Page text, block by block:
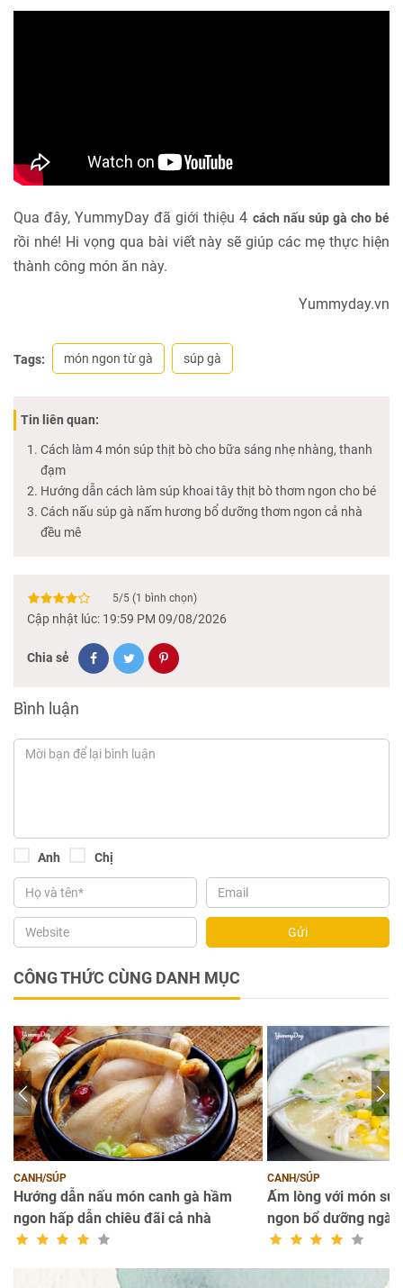
Qua đây, YummyDay đã giới thiệu 4 cách nấu súp gà cho bé
rồi nhé! Hi vọng qua bài viết này sẽ giúp các mẹ thực hiện
thành công món ăn này.
Yummyday.vn
Tags: món ngon từ gà súp gà
Tin liên quan:
Cách làm 4 món súp thịt bò cho bữa sáng nhẹ nhàng, thanh
đạm
Hướng dẫn cách làm súp khoai tây thịt bò thơm ngon cho bé
Cách nấu súp gà nấm hương bổ dưỡng thơm ngon cả nhà
đều mê
5/5 (1 bình chọn)
Cập nhật lúc: 19:59 PM 09/08/2026
Chia sẻ
Bình luận
Anh Chị
Gửi
CÔNG THỨC CÙNG DANH MỤC
CANH/SÚP
Hướng dẫn nấu món canh gà hầm
ngon hấp dẫn chiêu đãi cả nhà
CANH/SÚP
Ấm lòng với món
ngon bổ dưỡng ngày